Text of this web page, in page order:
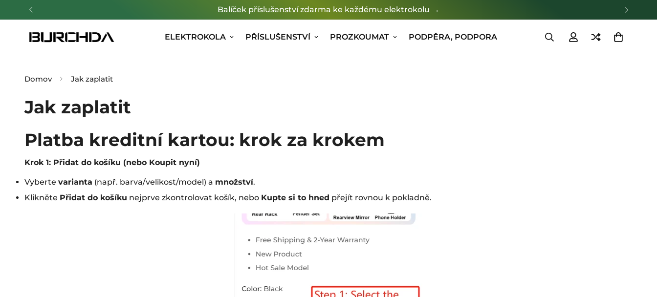
Balíček příslušenství zdarma ke každému elektrokolu →
ELEKTROKOLA PŘÍSLUŠENSTVÍ PROZKOUMAT PODPĚRA, PODPORA
Domov Jak zaplatit
Jak zaplatit
Platba kreditní kartou: krok za krokem
Krok 1: Přidat do košíku (nebo Koupit nyní)
Vyberte varianta (např. barva/velikost/model) a množství.
Klikněte Přidat do košíku nejprve zkontrolovat košík, nebo Kupte si to hned přejít rovnou k pokladně.